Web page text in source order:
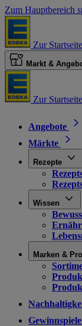
Zum Hauptbereich
Zur Startseite
Markt &
Zur Startseite
Angebote
Märkte
Rezepte
Wissen
Marken &
Gewinnspiele